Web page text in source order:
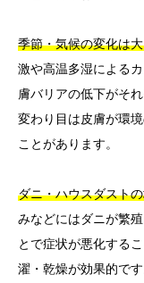
季節・気候の変化は
激や高温多湿による
膚バリアの低下がそ
変わり目は皮膚が環
ことがあります。
ダニ・ハウスダスト
みなどにはダニが繁
とで症状が悪化する
濯・乾燥が効果的です